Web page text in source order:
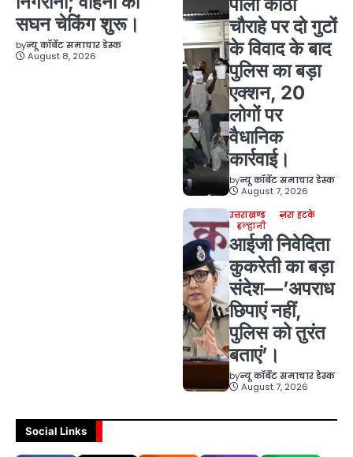
सघन चेकिंग शुरू।
byन्यू कॉर्बेट समाचार डेस्क
August 8, 2026
चौराहे पर दो गुटों
के विवाद के बाद
पुलिस का बड़ा
एक्शन, 20
लोगों पर
वैधानिक
कार्रवाई।
byन्यू कॉर्बेट समाचार डेस्क
August 7, 2026
उत्तराखण्ड
ज़रा हटके
हल्द्वानी
आईजी निवेदिता
कुकरेती का बड़ा
संदेश—’अपराध
छिपाएं नहीं,
पुलिस को तुरंत
बताएं’।
byन्यू कॉर्बेट समाचार डेस्क
August 7, 2026
Social Links